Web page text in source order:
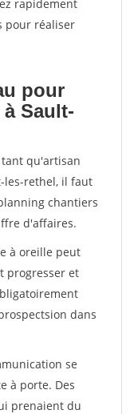
rapidement
pour réaliser
pour
Sault-
qu'artisan
les-rethel, il faut
chantiers
d'affaires.
à oreille peut
progresser et
dans
se
à porte. Des
prenaient du